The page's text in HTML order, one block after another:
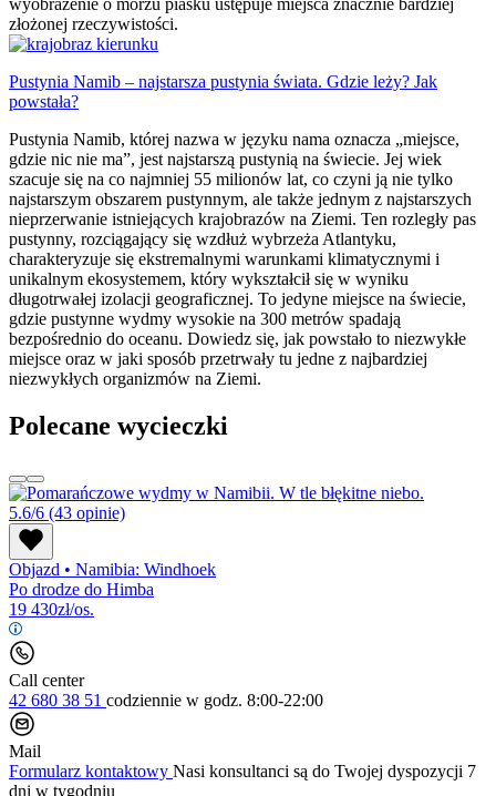
wyobrażenie o morzu piasku ustępuje miejsca znacznie bardziej
złożonej rzeczywistości.
Pustynia Namib – najstarsza pustynia świata. Gdzie leży? Jak
powstała?
Pustynia Namib, której nazwa w języku nama oznacza „miejsce,
gdzie nic nie ma”, jest najstarszą pustynią na świecie. Jej wiek
szacuje się na co najmniej 55 milionów lat, co czyni ją nie tylko
najstarszym obszarem pustynnym, ale także jednym z najstarszych
nieprzerwanie istniejących krajobrazów na Ziemi. Ten rozległy pas
pustynny, rozciągający się wzdłuż wybrzeża Atlantyku,
charakteryzuje się ekstremalnymi warunkami klimatycznymi i
unikalnym ekosystemem, który wykształcił się w wyniku
długotrwałej izolacji geograficznej. To jedyne miejsce na świecie,
gdzie pustynne wydmy wysokie na 300 metrów spadają
bezpośrednio do oceanu. Dowiedz się, jak powstało to niezwykłe
miejsce oraz w jaki sposób przetrwały tu jedne z najbardziej
niezwykłych organizmów na Ziemi.
Polecane wycieczki
5.6/6 (43 opinie)
Objazd • Namibia: Windhoek
Po drodze do Himba
19 430zł/os.
Call center
42 680 38 51 codziennie w godz. 8:00-22:00
Mail
Formularz kontaktowy Nasi konsultanci są do Twojej dyspozycji 7
dni w tygodniu